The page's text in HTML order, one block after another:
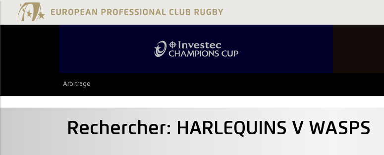
Arbitrage
Rechercher: HARLEQUINS V WASPS